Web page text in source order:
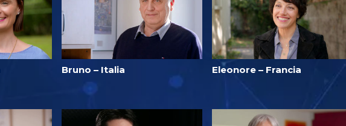
Bruno – Italia Eleonore – Francia